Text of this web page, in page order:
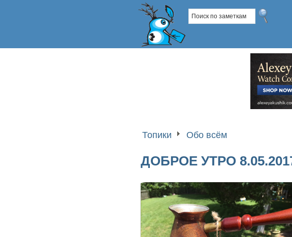
Топики Обо всём
ДОБРОЕ УТРО